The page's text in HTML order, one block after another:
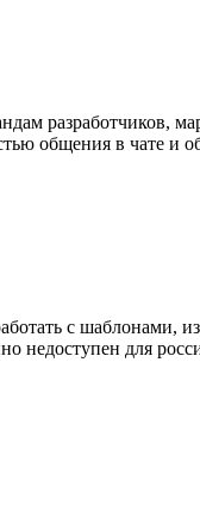
разработчиков,
общения в чате и
с шаблонами,
недоступен для